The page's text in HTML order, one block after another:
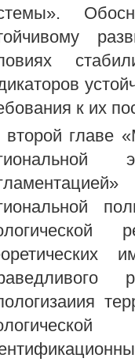
к их
главе